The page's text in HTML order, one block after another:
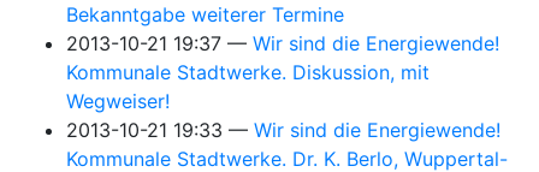
Bekanntgabe weiterer Termine
2013-10-21 19:37
Wir sind die Energiewende!
Kommunale Stadtwerke. Diskussion, mit
Wegweiser!
2013-10-21 19:33
Wir sind die Energiewende!
Kommunale Stadtwerke. Dr. K. Berlo, Wuppertal-